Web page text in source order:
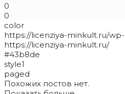
0
0
color
https://licenziya-minkult.ru/
https://licenziya-minkult.ru/
#43b8de
style1
paged
Похожих постов нет.